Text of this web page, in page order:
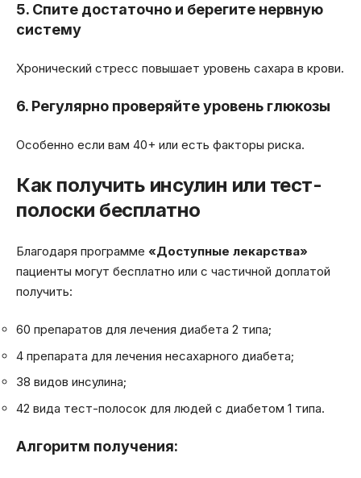
5. Спите достаточно и берегите нервную
систему
Хронический стресс повышает уровень сахара в крови.
6. Регулярно проверяйте уровень глюкозы
Особенно если вам 40+ или есть факторы риска.
Как получить инсулин или тест-
полоски бесплатно
Благодаря программе «Доступные лекарства»
пациенты могут бесплатно или с частичной доплатой
получить:
60 препаратов для лечения диабета 2 типа;
4 препарата для лечения несахарного диабета;
38 видов инсулина;
42 вида тест-полосок для людей с диабетом 1 типа.
Алгоритм получения: